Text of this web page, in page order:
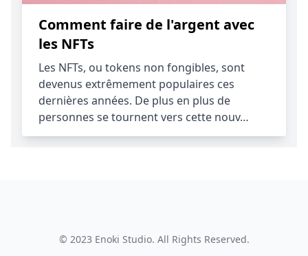
Comment faire de l'argent avec
les NFTs
Les NFTs, ou tokens non fongibles, sont
devenus extrêmement populaires ces
dernières années. De plus en plus de
personnes se tournent vers cette nouv…
© 2023 Enoki Studio. All Rights Reserved.